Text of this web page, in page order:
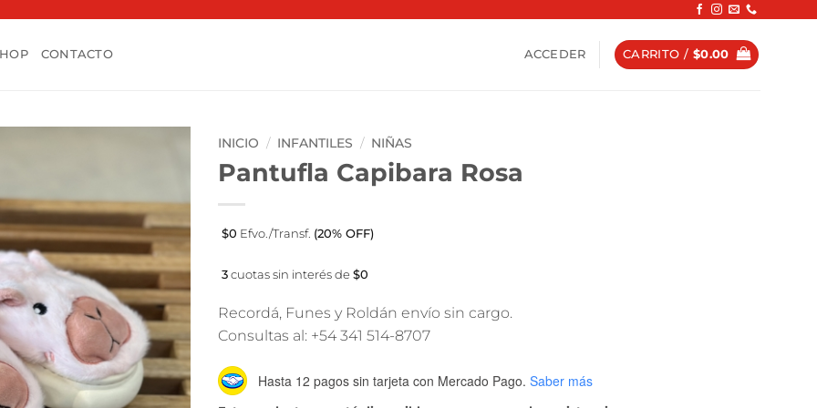
CONTACTO ACCEDER CARRITO / $0.00
INICIO / INFANTILES / NIÑAS
Pantufla Capibara Rosa
$0 Efvo./Transf. (20% OFF)
3cuotas sin interés de $0
Recordá, Funes y Roldán envío sin cargo.
Consultas al: +54 341 514-8707
Hasta 12 pagos sin tarjeta con Mercado Pago. Saber más